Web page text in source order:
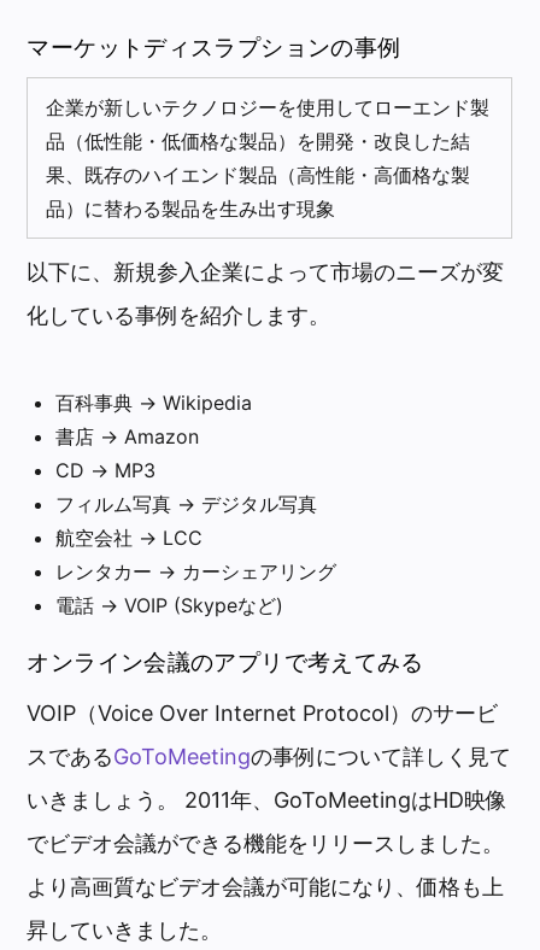
マーケットディスラプションの事例
企業が新しいテクノロジーを使用してローエンド製
品（低性能・低価格な製品）を開発・改良した結
果、既存のハイエンド製品（高性能・高価格な製
品）に替わる製品を生み出す現象
以下に、新規参入企業によって市場のニーズが変
化している事例を紹介します。
百科事典 → Wikipedia
書店 → Amazon
CD → MP3
フィルム写真 → デジタル写真
航空会社 → LCC
レンタカー → カーシェアリング
電話 → VOIP (Skypeなど)
オンライン会議のアプリで考えてみる
VOIP（Voice Over Internet Protocol）のサービ
スであるGoToMeetingの事例について詳しく見て
いきましょう。 2011年、GoToMeetingはHD映像
でビデオ会議ができる機能をリリースしました。
より高画質なビデオ会議が可能になり、価格も上
昇していきました。